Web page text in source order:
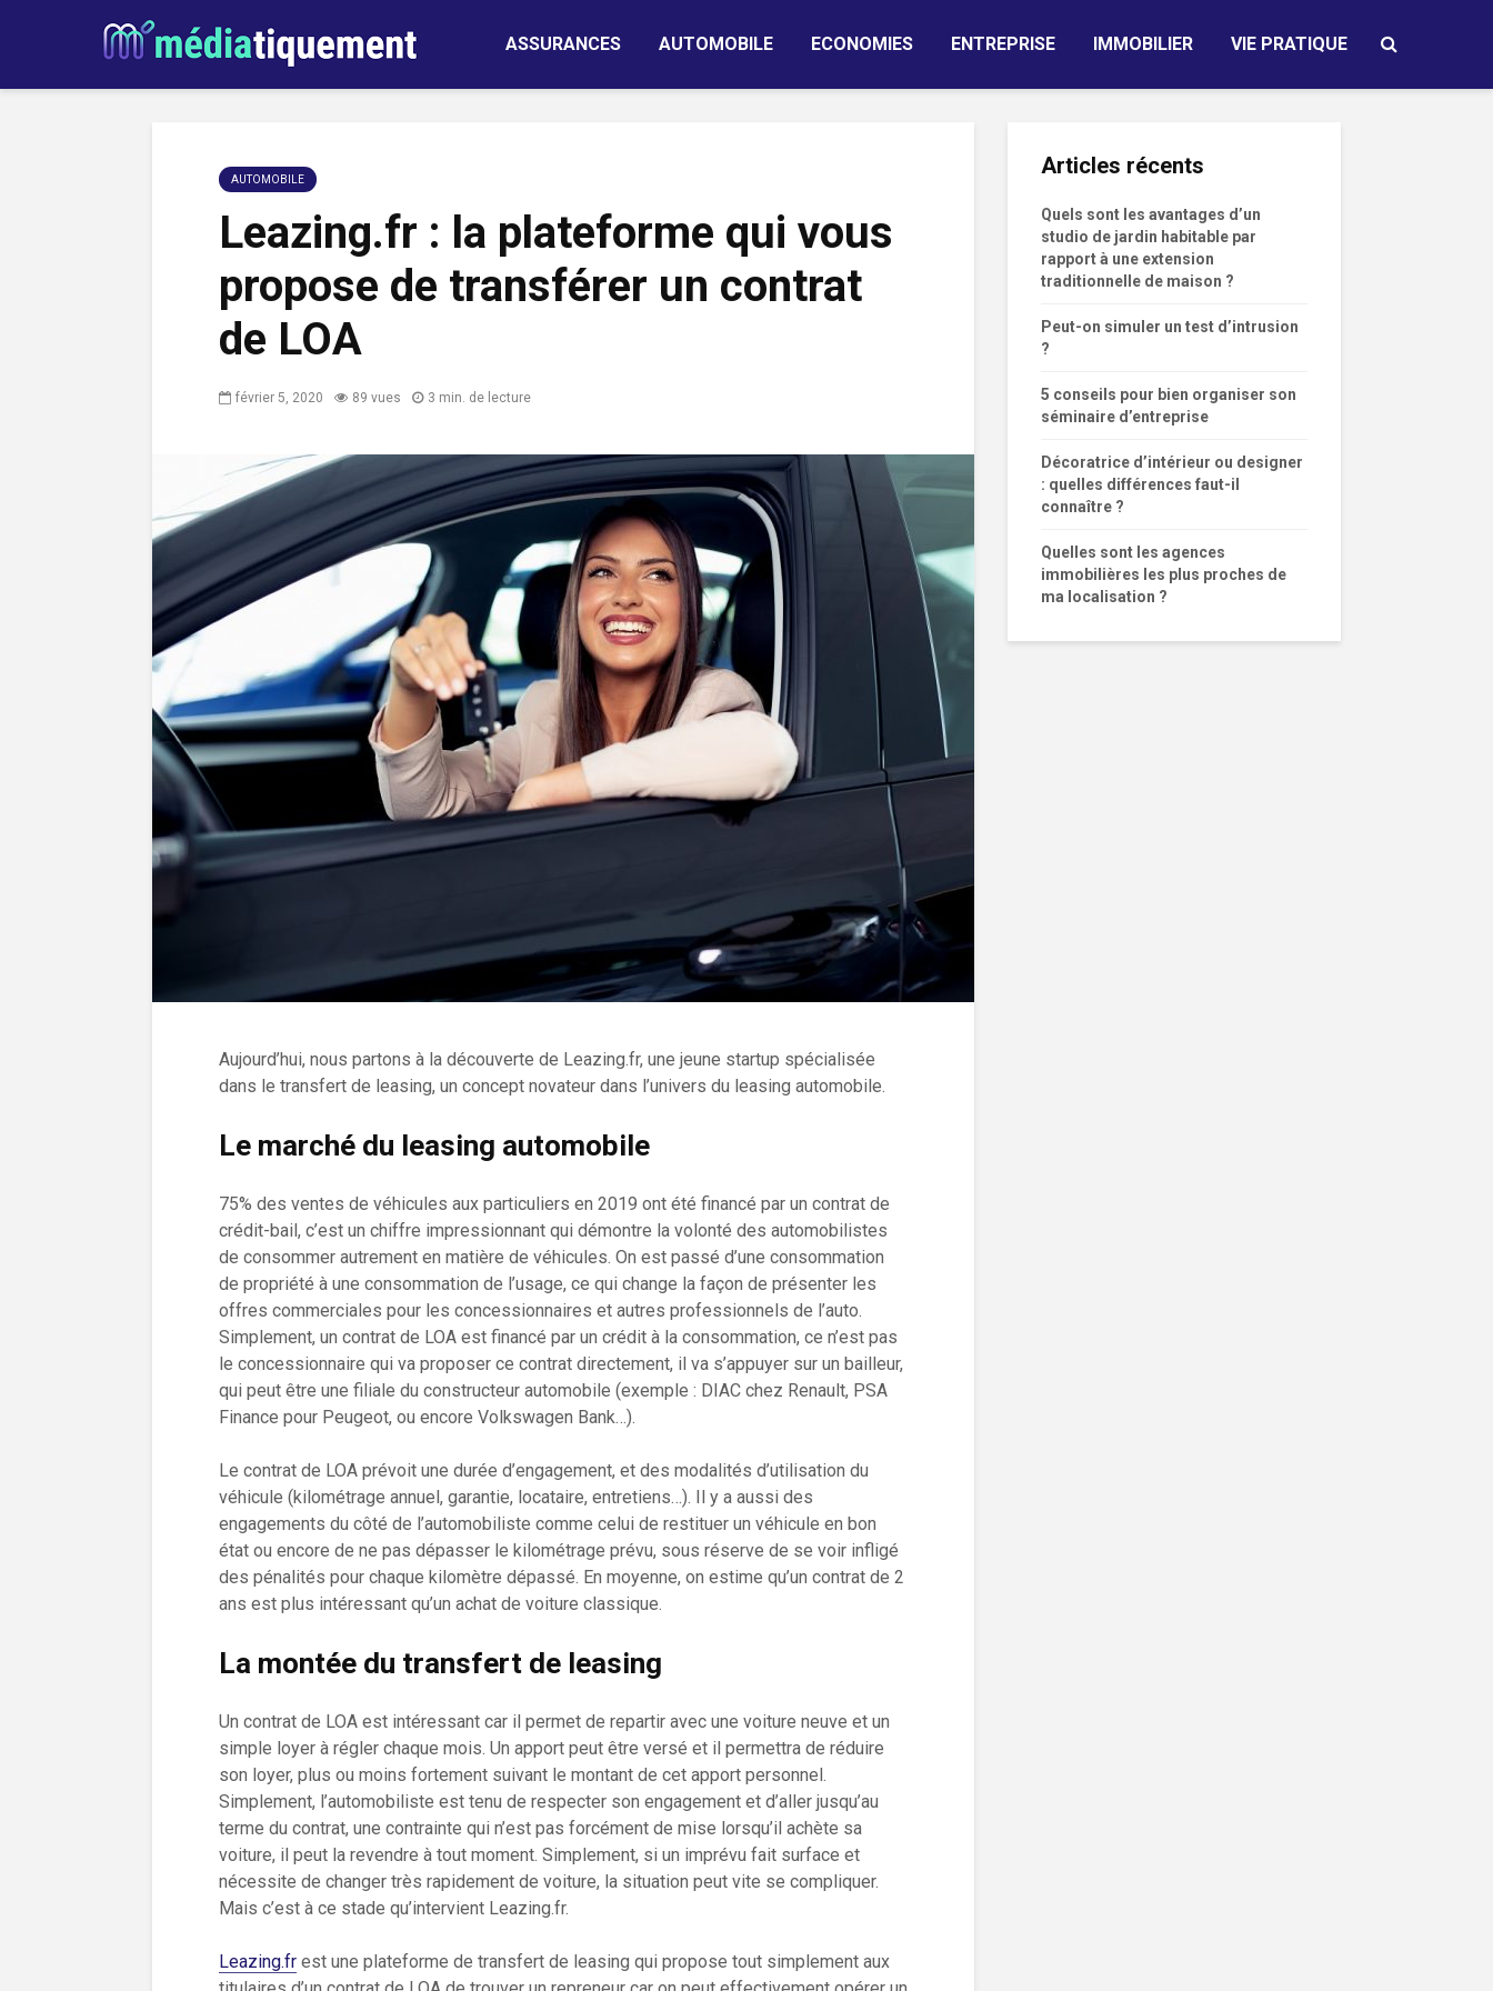
ASSURANCES AUTOMOBILE ECONOMIES ENTREPRISE IMMOBILIER VIE PRATIQUE
AUTOMOBILE
Leazing.fr : la plateforme qui vous
propose de transférer un contrat
de LOA
février 5, 2020 89 vues 3 min. de lecture
Aujourd’hui, nous partons à la découverte de Leazing.fr, une jeune startup spécialisée
dans le transfert de leasing, un concept novateur dans l’univers du leasing automobile.
Le marché du leasing automobile
75% des ventes de véhicules aux particuliers en 2019 ont été financé par un contrat de
crédit-bail, c’est un chiffre impressionnant qui démontre la volonté des automobilistes
de consommer autrement en matière de véhicules. On est passé d’une consommation
de propriété à une consommation de l’usage, ce qui change la façon de présenter les
offres commerciales pour les concessionnaires et autres professionnels de l’auto.
Simplement, un contrat de LOA est financé par un crédit à la consommation, ce n’est pas
le concessionnaire qui va proposer ce contrat directement, il va s’appuyer sur un bailleur,
qui peut être une filiale du constructeur automobile (exemple : DIAC chez Renault, PSA
Finance pour Peugeot, ou encore Volkswagen Bank…).
Le contrat de LOA prévoit une durée d’engagement, et des modalités d’utilisation du
véhicule (kilométrage annuel, garantie, locataire, entretiens…). Il y a aussi des
engagements du côté de l’automobiliste comme celui de restituer un véhicule en bon
état ou encore de ne pas dépasser le kilométrage prévu, sous réserve de se voir infligé
des pénalités pour chaque kilomètre dépassé. En moyenne, on estime qu’un contrat de 2
ans est plus intéressant qu’un achat de voiture classique.
La montée du transfert de leasing
Un contrat de LOA est intéressant car il permet de repartir avec une voiture neuve et un
simple loyer à régler chaque mois. Un apport peut être versé et il permettra de réduire
son loyer, plus ou moins fortement suivant le montant de cet apport personnel.
Simplement, l’automobiliste est tenu de respecter son engagement et d’aller jusqu’au
terme du contrat, une contrainte qui n’est pas forcément de mise lorsqu’il achète sa
voiture, il peut la revendre à tout moment. Simplement, si un imprévu fait surface et
nécessite de changer très rapidement de voiture, la situation peut vite se compliquer.
Mais c’est à ce stade qu’intervient Leazing.fr.
Leazing.fr est une plateforme de transfert de leasing qui propose tout simplement aux
Articles récents
Quels sont les avantages d’un
studio de jardin habitable par
rapport à une extension
traditionnelle de maison ?
Peut-on simuler un test d’intrusion
?
5 conseils pour bien organiser son
séminaire d’entreprise
Décoratrice d’intérieur ou designer
: quelles différences faut-il
connaître ?
Quelles sont les agences
immobilières les plus proches de
ma localisation ?